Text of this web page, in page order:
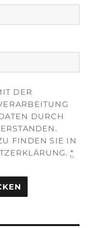
DER
DURCH
FINDEN SIE IN
*